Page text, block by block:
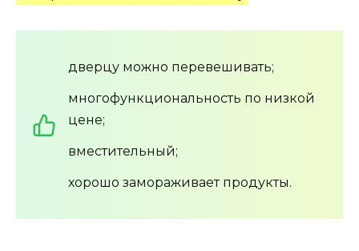
дверцу можно перевешивать;
многофункциональность по низкой
цене;
вместительный;
хорошо замораживает продукты.